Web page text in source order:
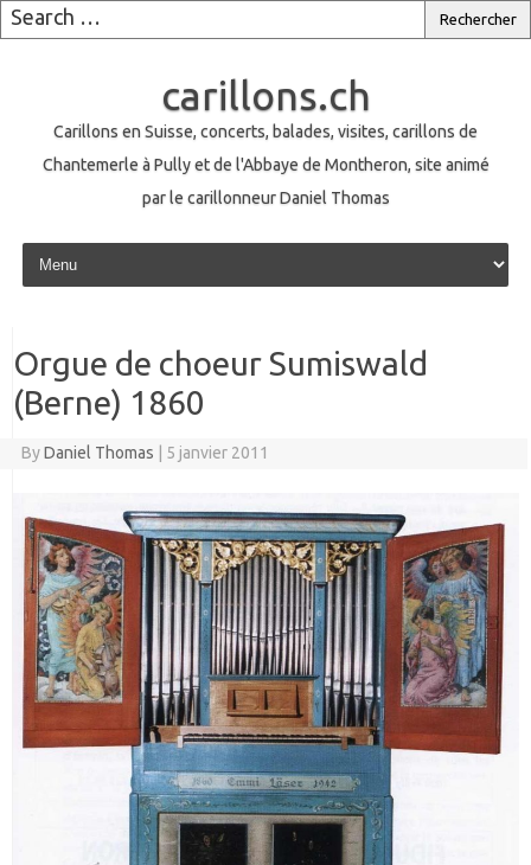
carillons.ch
Carillons en Suisse, concerts, balades, visites, carillons de
Chantemerle à Pully et de l'Abbaye de Montheron, site animé
par le carillonneur Daniel Thomas
Skip to content
Orgue de choeur Sumiswald
(Berne) 1860
ByDaniel Thomas 5 janvier 2011